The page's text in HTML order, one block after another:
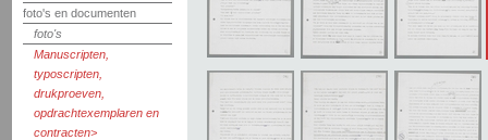
foto's en documenten
foto's
Manuscripten,
typoscripten,
drukproeven,
opdrachtexemplaren en
contracten